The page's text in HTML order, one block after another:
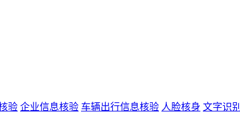
验 企业信息核验 车辆出行信息核验 人脸核身 文字识别